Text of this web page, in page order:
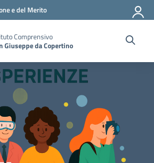
e del Merito
Comprensivo
Giuseppe da Copertino